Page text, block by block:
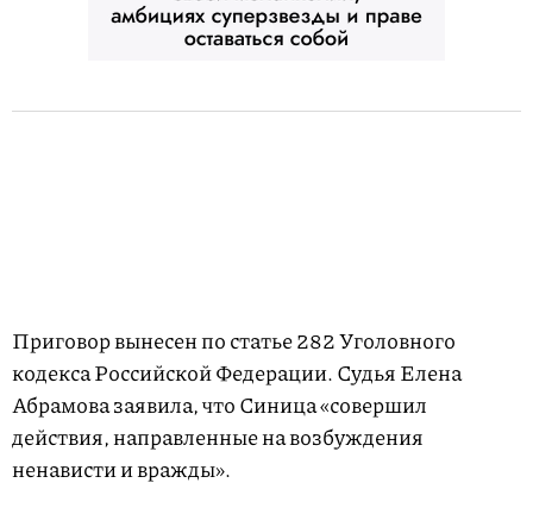
Приговор вынесен по статье 282 Уголовного
кодекса Российской Федерации. Судья Елена
Абрамова заявила, что Синица «совершил
действия, направленные на возбуждения
ненависти и вражды».